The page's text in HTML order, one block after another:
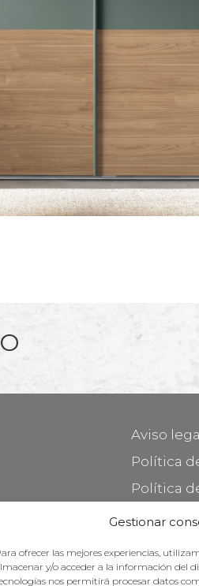
Gestionar
ofrecer las mejores experiencias,
y/o acceder a la información del
nos permitirá procesar datos
Aviso
Política
Política